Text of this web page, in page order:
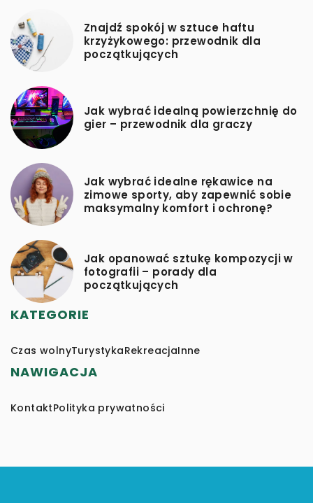
Znajdź spokój w sztuce haftu
krzyżykowego: przewodnik dla
początkujących
Jak wybrać idealną powierzchnię do
gier – przewodnik dla graczy
Jak wybrać idealne rękawice na
zimowe sporty, aby zapewnić sobie
maksymalny komfort i ochronę?
Jak opanować sztukę kompozycji w
fotografii – porady dla
początkujących
KATEGORIE
Czas wolnyTurystykaRekreacjaInne
NAWIGACJA
KontaktPolityka prywatności